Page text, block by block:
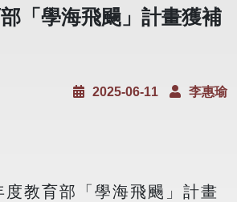
「學海飛颺」計畫獲補
2025-06-11 李惠瑜
教育部「學海飛颺」計畫